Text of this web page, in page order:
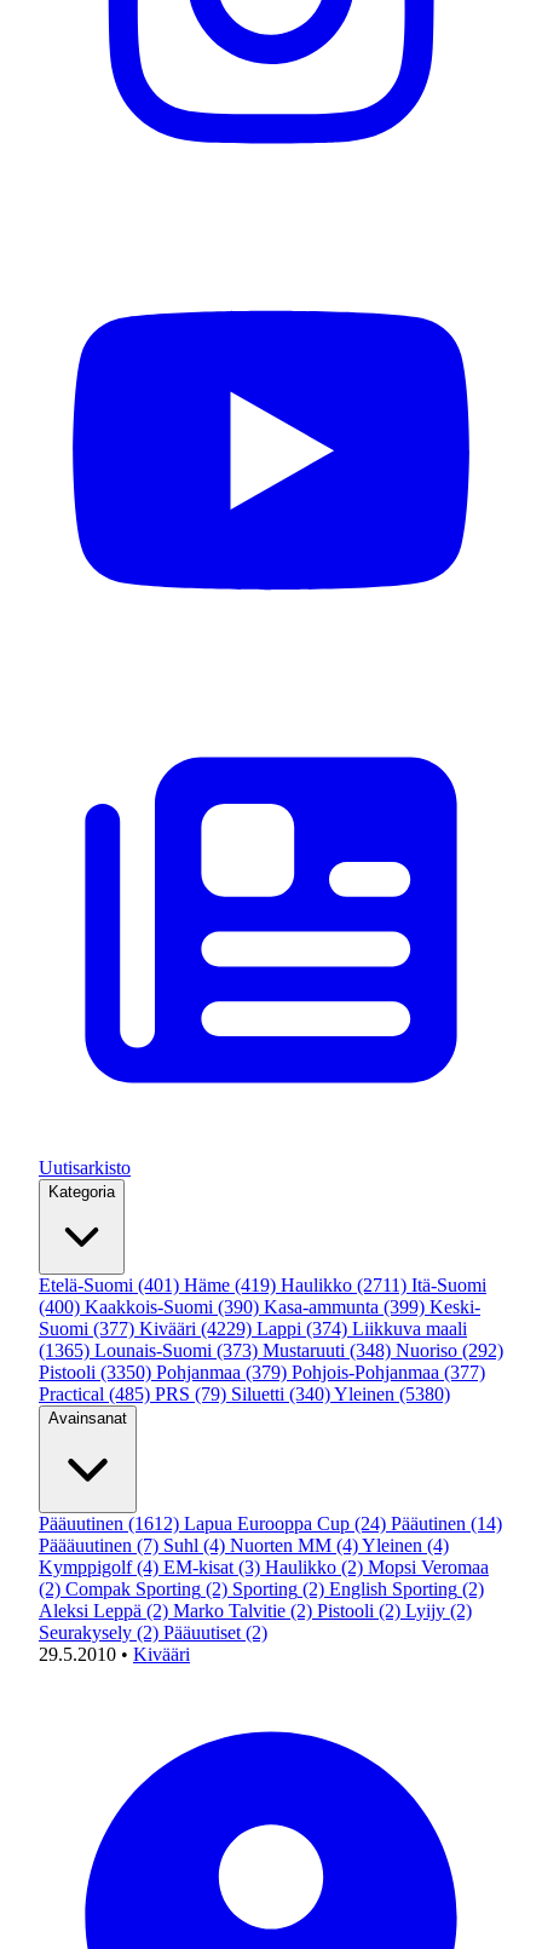
Uutisarkisto
Kategoria
Etelä-Suomi (401) Häme (419) Haulikko (2711) Itä-Suomi
(400) Kaakkois-Suomi (390) Kasa-ammunta (399) Keski-
Suomi (377) Kivääri (4229) Lappi (374) Liikkuva maali
(1365) Lounais-Suomi (373) Mustaruuti (348) Nuoriso (292)
Pistooli (3350) Pohjanmaa (379) Pohjois-Pohjanmaa (377)
Practical (485) PRS (79) Siluetti (340)Yleinen (5380)
Avainsanat
Pääuutinen (1612) Lapua Eurooppa Cup (24) Pääutinen (14)
Päääuutinen (7) Suhl (4) Nuorten MM (4)Yleinen (4)
Kymppigolf (4) EM-kisat (3) Haulikko (2) Mopsi Veromaa
(2) Compak Sporting (2) Sporting (2) English Sporting (2)
Aleksi Leppä (2) Marko Talvitie (2) Pistooli (2) Lyijy (2)
Seurakysely (2) Pääuutiset (2)
29.5.2010 • Kivääri